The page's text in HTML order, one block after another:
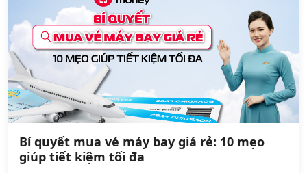
Bí quyết mua vé máy bay giá rẻ: 10 mẹo
giúp tiết kiệm tối đa